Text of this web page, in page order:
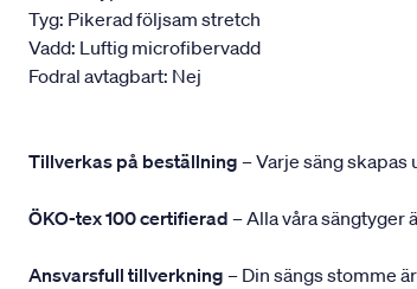
Tyg: Pikerad följsam stretch
Vadd: Luftig microfibervadd
Fodral avtagbart: Nej
Tillverkas på beställning – Varje säng
ÖKO-tex 100 certifierad – Alla våra sängtyger
Ansvarsfull tillverkning – Din sängs stomme